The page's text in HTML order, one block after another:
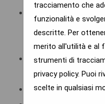
tracciamento che
funzionalità e
descritte. Per
merito all'utilità e al
strumenti di
privacy policy. Puoi
scelte in qualsiasi
Servizi di
presso il
rispetto delle
Fornitura di
accappatoio e
Stanze singole con